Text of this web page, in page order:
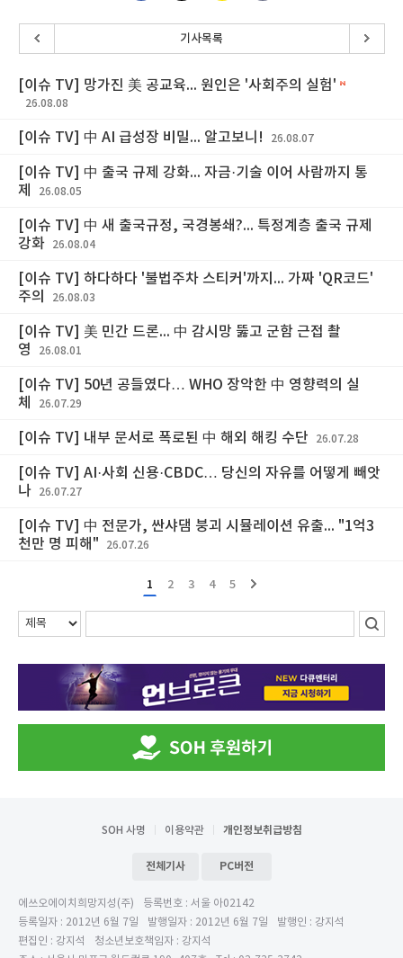
기사목록
[이슈 TV] 망가진 美 공교육... 원인은 '사회주의 실험'
26.08.08
[이슈 TV] 中 AI 급성장 비밀... 알고보니! 26.08.07
[이슈 TV] 中 출국 규제 강화... 자금·기술 이어 사람까지 통
제
26.08.05
[이슈 TV] 中 새 출국규정, 국경봉쇄?... 특정계층 출국 규제
강화
26.08.04
[이슈 TV] 하다하다 '불법주차 스티커'까지... 가짜 'QR코드'
주의
26.08.03
[이슈 TV] 美 민간 드론... 中 감시망 뚫고 군함 근접 촬
영
26.08.01
[이슈 TV] 50년 공들였다… WHO 장악한 中 영향력의 실
체
26.07.29
[이슈 TV] 내부 문서로 폭로된 中 해외 해킹 수단 26.07.28
[이슈 TV] AI·사회 신용·CBDC… 당신의 자유를 어떻게 빼앗
나
26.07.27
[이슈 TV] 中 전문가, 싼샤댐 붕괴 시뮬레이션 유출... "1억3
천만 명 피해"
26.07.26
1 2 3 4 5
SOH 사명 이용약관 개인정보취급방침
전체기사 PC버전
에쓰오에이치희망지성(주)
등록번호 : 서울 아02142
등록일자 : 2012년 6월 7일
발행일자 : 2012년 6월 7일
발행인 : 강지석
편집인 : 강지석
청소년보호책임자 : 강지석